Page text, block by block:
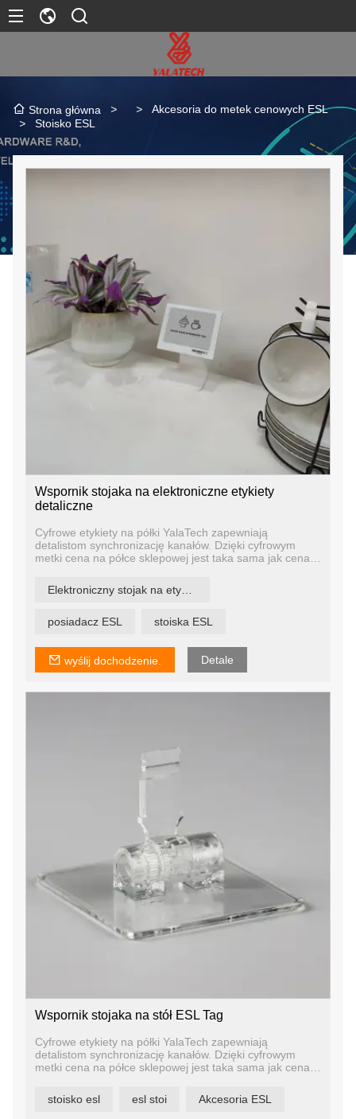
Strona główna > >
Akcesoria do metek cenowych ESL
>
Stoisko ESL
Wspornik stojaka na elektroniczne etykiety
detaliczne
Cyfrowe etykiety na półki YalaTech zapewniają
detalistom synchronizację kanałów. Dzięki cyfrowym
metki cena na półce sklepowej jest taka sama jak cena
temu Twoje kanały online i offline są zsynchronizowane,
aby zapewnić ujednolicone wrażenia kupującym bez
posiadacz ESL stoiska ESL
wyślij dochodzenie. Detale
Wspornik stojaka na stół ESL Tag
Cyfrowe etykiety na półki YalaTech zapewniają
detalistom synchronizację kanałów. Dzięki cyfrowym
metki cena na półce sklepowej jest taka sama jak cena
temu Twoje kanały online i offline są zsynchronizowane,
aby zapewnić ujednolicone wrażenia kupującym bez
stoisko esl esl stoi Akcesoria ESL